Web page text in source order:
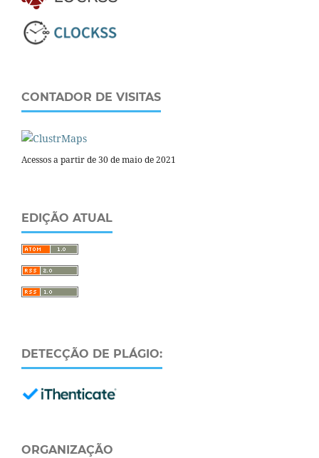
CONTADOR DE VISITAS
Acessos a partir de 30 de maio de 2021
EDIÇÃO ATUAL
DETECÇÃO DE PLÁGIO:
ORGANIZAÇÃO